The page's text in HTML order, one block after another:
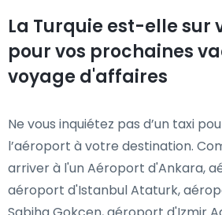
La Turquie est-elle sur
pour vos prochaines
voyage d'affaires
Ne vous inquiétez pas d’un taxi
l’aéroport à votre destination.
arriver à l'un Aéroport d'Ankara,
aéroport d'Istanbul Ataturk,